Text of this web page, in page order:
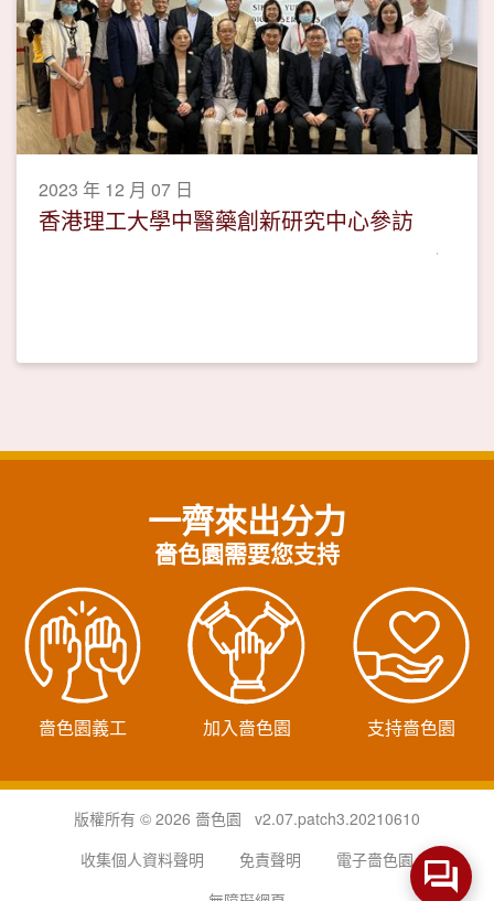
2023 年 12 月 07 日
香港理工大學中醫藥創新研究中心參訪
一齊來出分力
嗇色園需要您支持
嗇色園義工 加入嗇色園 支持嗇色園
版權所有 © 2026 嗇色園 v2.07.patch3.20210610
收集個人資料聲明
免責聲明
電子嗇色園